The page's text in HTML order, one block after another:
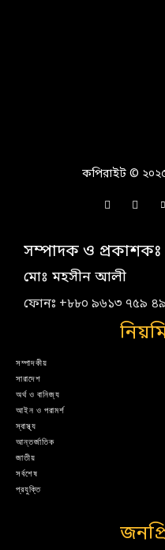
কপিরাইট ©
সম্পাদক ও প্রকাশকঃ
মোঃ মহসীন আলী
ফোনঃ +৮৮০ ৯৬১৩ ৭৫৯
সম্পাদকীয়
সারাদেশ
অর্থ ও বানিজ্য
আইন ও পরামর্শ
স্বাস্থ্য
আন্তর্জাতিক
জাতীয়
সর্বশেষ
প্রযুক্তি